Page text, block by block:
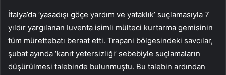
İtalya’da ‘yasadışı göçe yardım ve yataklık’ suçlamasıyla 7
yıldır yargılanan Iuventa isimli mülteci kurtarma gemisinin
tüm mürettebatı beraat etti. Trapani bölgesindeki savcılar,
şubat ayında ‘kanıt yetersizliği’ sebebiyle suçlamaların
düşürülmesi talebinde bulunmuştu. Bu talebin ardından